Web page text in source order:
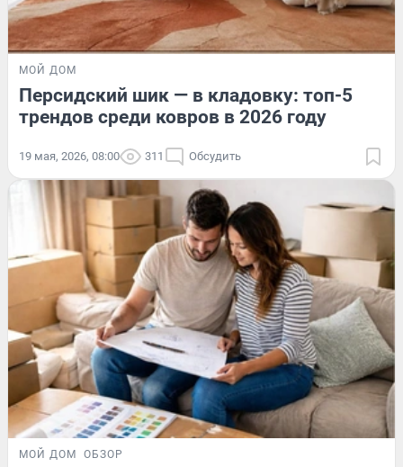
МОЙ ДОМ
Персидский шик — в кладовку: топ-5
трендов среди ковров в 2026 году
19 мая, 2026, 08:00 311 Обсудить
МОЙ ДОМ ОБЗОР